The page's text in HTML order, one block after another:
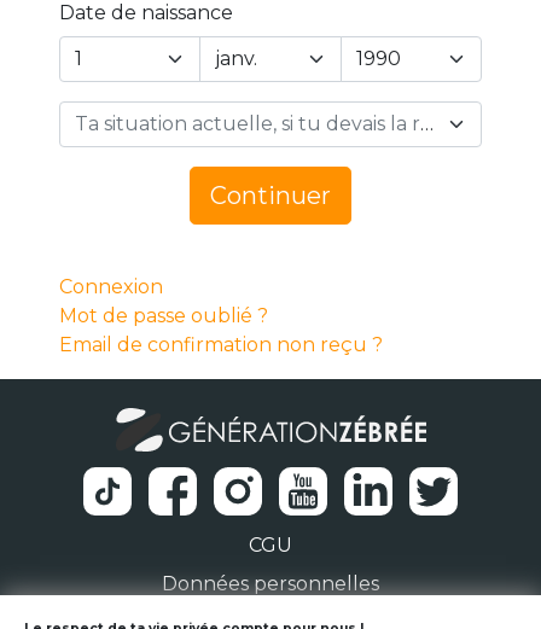
Date de naissance
Year
Day
Ta situation actuelle, si tu devais la résumer en 1 mot… *
Continuer
Connexion
Mot de passe oublié ?
Email de confirmation non reçu ?
CGU
Données personnelles